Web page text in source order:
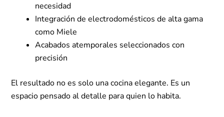
necesidad
Integración de electrodomésticos de alta gama
como Miele
Acabados atemporales seleccionados con
precisión
El resultado no es solo una cocina elegante. Es un
espacio pensado al detalle para quien lo habita.